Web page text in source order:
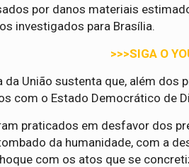
por danos materiais
investigados para Brasília.
>>>SIGA O
da União sustenta que, além
com o Estado Democrático de
praticados em desfavor dos
da humanidade, com a
com os atos que se